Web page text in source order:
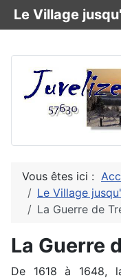
Vous êtes ici :
Le Village
La Guerre de
La Guerre
De 1618 à 1648,
Le Village